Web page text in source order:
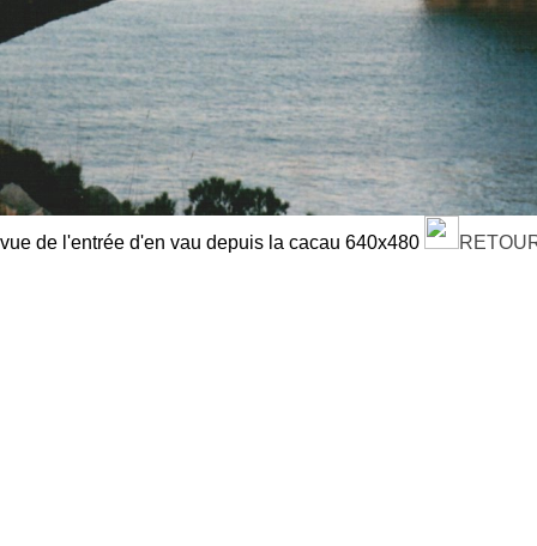
vue de l'entrée d'en vau depuis la cacau 640x480